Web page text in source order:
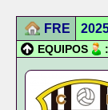
FRE
EQUIPOS